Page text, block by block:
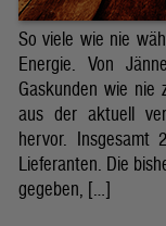
So viele wie nie
Energie. Von
Gaskunden wie nie
aus der aktuell
hervor. Insgesamt
Lieferanten. Die
gegeben, […]